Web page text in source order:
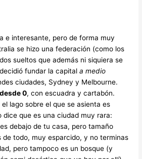
e interesante, pero de forma muy
se hizo una federación (como los
sueltos que además ni siquiera se
fundar la capitala medio
ciudades, Sydney y Melbourne.
0, con escuadra y cartabón.
lago sobre el que se asienta es
que es una ciudad muy rara:
debajo de tu casa, pero tamaño
de todo, muy esparcido, y no terminas
pero tampoco es un bosque (y